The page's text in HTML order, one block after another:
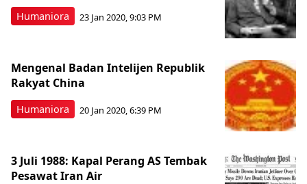
Humaniora 23 Jan 2020, 9:03 PM
Humaniora
Mengenal Badan Intelijen Republik
Rakyat China
20 Jan 2020, 6:39 PM
3 Juli 1988: Kapal Perang AS Tembak
Pesawat Iran Air